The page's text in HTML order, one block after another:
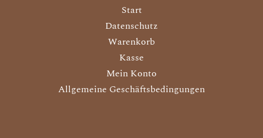
Start
Datenschutz
Warenkorb
Kasse
Mein Konto
Allgemeine Geschäftsbedingungen